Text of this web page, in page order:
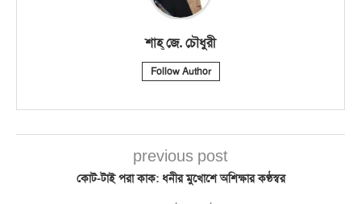
শাহ্‌ জে. চৌধুরী
Follow Author
previous post
কোট-টাই পরা কাক: ধনীর মুখোশে অশিক্ষার কণ্ঠস্বর